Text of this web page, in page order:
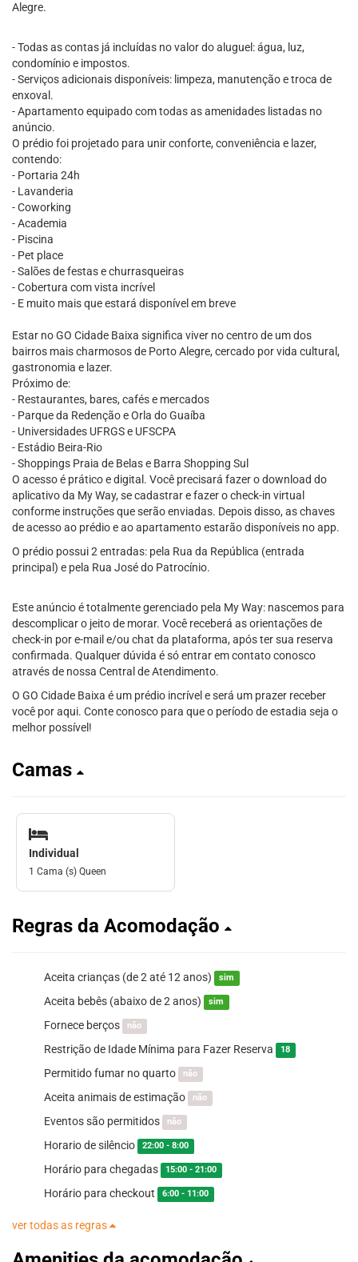
Alegre.
- Todas as contas já incluídas no valor do aluguel: água, luz,
condomínio e impostos.
- Serviços adicionais disponíveis: limpeza, manutenção e troca de
enxoval.
- Apartamento equipado com todas as amenidades listadas no
anúncio.
O prédio foi projetado para unir conforte, conveniência e lazer,
contendo:
- Portaria 24h
- Lavanderia
- Coworking
- Academia
- Piscina
- Pet place
- Salões de festas e churrasqueiras
- Cobertura com vista incrível
- E muito mais que estará disponível em breve
Estar no GO Cidade Baixa significa viver no centro de um dos
bairros mais charmosos de Porto Alegre, cercado por vida cultural,
gastronomia e lazer.
Próximo de:
- Restaurantes, bares, cafés e mercados
- Parque da Redenção e Orla do Guaíba
- Universidades UFRGS e UFSCPA
- Estádio Beira-Rio
- Shoppings Praia de Belas e Barra Shopping Sul
O acesso é prático e digital. Você precisará fazer o download do
aplicativo da My Way, se cadastrar e fazer o check-in virtual
conforme instruções que serão enviadas. Depois disso, as chaves
de acesso ao prédio e ao apartamento estarão disponíveis no app.
O prédio possui 2 entradas: pela Rua da República (entrada
principal) e pela Rua José do Patrocínio.
Este anúncio é totalmente gerenciado pela My Way: nascemos para
descomplicar o jeito de morar. Você receberá as orientações de
check-in por e-mail e/ou chat da plataforma, após ter sua reserva
confirmada. Qualquer dúvida é só entrar em contato conosco
através de nossa Central de Atendimento.
O GO Cidade Baixa é um prédio incrível e será um prazer receber
você por aqui. Conte conosco para que o período de estadia seja o
melhor possível!
Camas
Individual
1 Cama (s) Queen
Regras da Acomodação
Aceita crianças (de 2 até 12 anos) sim
Aceita bebês (abaixo de 2 anos) sim
Fornece berços não
Restrição de Idade Mínima para Fazer Reserva 18
Permitido fumar no quarto não
Aceita animais de estimação não
Eventos são permitidos não
Horario de silêncio 22:00 - 8:00
Horário para chegadas 15:00 - 21:00
Horário para checkout 6:00 - 11:00
ver todas as regras